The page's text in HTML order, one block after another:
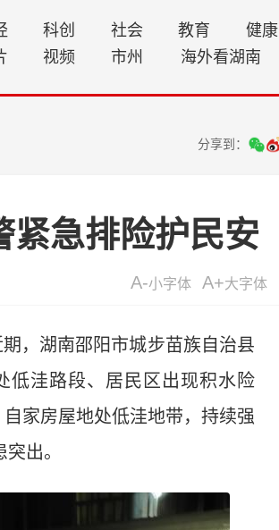
科创 社会 教育 健康
视频 市州 海外看湖南
分享到：
紧急排险护民安
A-小字体 A+大字体
，湖南邵阳市城步苗族自治县
低洼路段、居民区出现积水险
家房屋地处低洼地带，持续强
出。